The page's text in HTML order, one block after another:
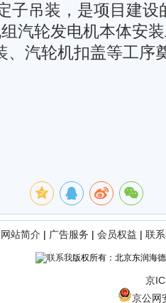
子吊装，是项目建设
汽轮发电机本体安
、汽轮机扣盖等工序
网站简介 | 广告服务 | 会员权益 | 联
版权所有：北京东润海
京
京公网